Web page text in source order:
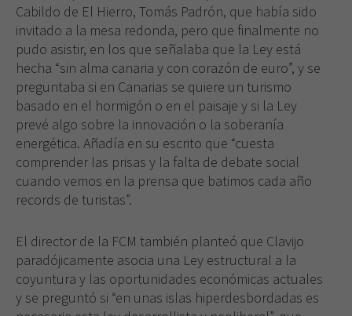
Cabildo de El Hierro, Tomás Padrón, que había sido
invitado a la mesa redonda, pero que finalmente no
pudo asistir, en los que señalaba que la Ley está
hecha “sin alma canaria y con corazón de euro”, y se
preguntaba si en Canarias se quiere un turismo
basado en el hormigón o en el paisaje y si la Ley
prevé algo sobre la innovación o la soberanía
energética. Añadía en su escrito que “cuesta
comprender las prisas y la falta de debate social
cuando vemos en la prensa que batimos cada año
records de turistas”.
El director de la FCM también planteó que Clavijo
paradójicamente asocia una Ley estructural a la
coyuntura y las oportunidades económicas actuales
y se preguntó si “en unas islas hiperdesbordadas es